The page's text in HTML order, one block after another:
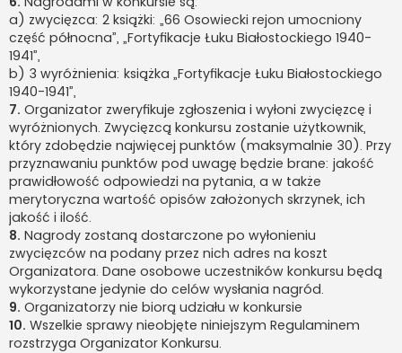
a) zwycięzca: 2 książki: „66 Osowiecki rejon umocniony
część północna”, „Fortyfikacje Łuku Białostockiego 1940-
1941”,
b) 3 wyróżnienia: książka „Fortyfikacje Łuku Białostockiego
1940-1941”,
7. Organizator zweryfikuje zgłoszenia i wyłoni zwycięzcę i
wyróżnionych. Zwycięzcą konkursu zostanie użytkownik,
który zdobędzie najwięcej punktów (maksymalnie 30). Przy
przyznawaniu punktów pod uwagę będzie brane: jakość
prawidłowość odpowiedzi na pytania, a w także
merytoryczna wartość opisów założonych skrzynek, ich
jakość i ilość.
8. Nagrody zostaną dostarczone po wyłonieniu
zwycięzców na podany przez nich adres na koszt
Organizatora. Dane osobowe uczestników konkursu będą
wykorzystane jedynie do celów wysłania nagród.
9. Organizatorzy nie biorą udziału w konkursie
10. Wszelkie sprawy nieobjęte niniejszym Regulaminem
rozstrzyga Organizator Konkursu.